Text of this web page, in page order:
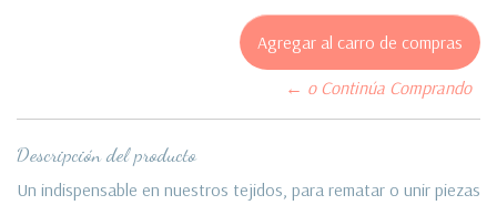
← o Continúa Comprando
Descripción del producto
Un indispensable en nuestros tejidos, para rematar o unir piezas